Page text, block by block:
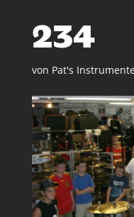
234
von Pat's